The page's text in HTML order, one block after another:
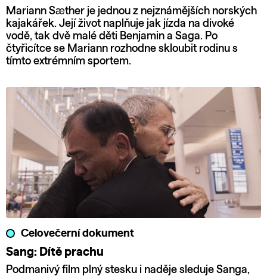
Mariann Sæther je jednou z nejznámějších norských
kajakářek. Její život naplňuje jak jízda na divoké
vodě, tak dvě malé děti Benjamin a Saga. Po
čtyřicítce se Mariann rozhodne skloubit rodinu s
tímto extrémním sportem.
Celovečerní dokument
Sang: Dítě prachu
Podmanivý film plný stesku i naděje sleduje Sanga,